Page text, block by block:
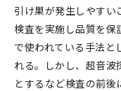
引け巣が発生しやすい
検査を実施し品質を保
で使われている手法と
れる。しかし、超音波
とするなど検査の前